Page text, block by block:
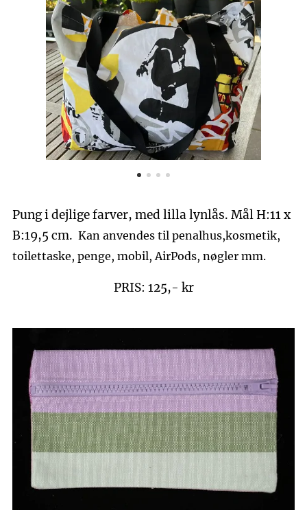
Pung i dejlige farver, med lilla lynlås. Mål H:11 x
B:19,5 cm. Kan anvendes til penalhus,kosmetik,
toilettaske, penge, mobil, AirPods, nøgler mm.
PRIS: 125,- kr